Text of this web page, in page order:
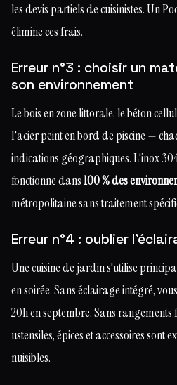
les devis partiels de cuisinistes. Un
élimine ces frais.
Erreur n°3 : choisir un
son environnement
Le bois en zone littorale, le béton
l'acier peint en bord de piscine —
indications géographiques. L'inox
fonctionne dans100 % des
métropolitaine sans traitement
Erreur n°4 : oublier
Une cuisine de jardin s'utilise
en soirée. Sanséclairage intégré,
20h en septembre. Sans rangements
ustensiles, épices et accessoires sont
nuisibles.